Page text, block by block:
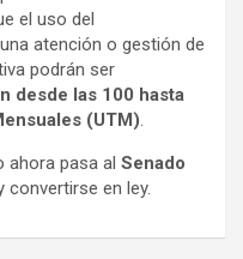
el uso del
atención o gestión de
podrán ser
desde las 100 hasta
(UTM).
ahora pasa al Senado
convertirse en ley.